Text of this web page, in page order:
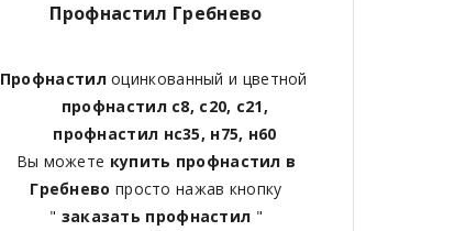
Профнастил Гребнево
Профнастилоцинкованный и цветной
профнастил с8, с20, с21,
профнастил нс35, н75, н60
Вы можете купить профнастил в
Гребнево просто нажав кнопку
" заказать профнастил "